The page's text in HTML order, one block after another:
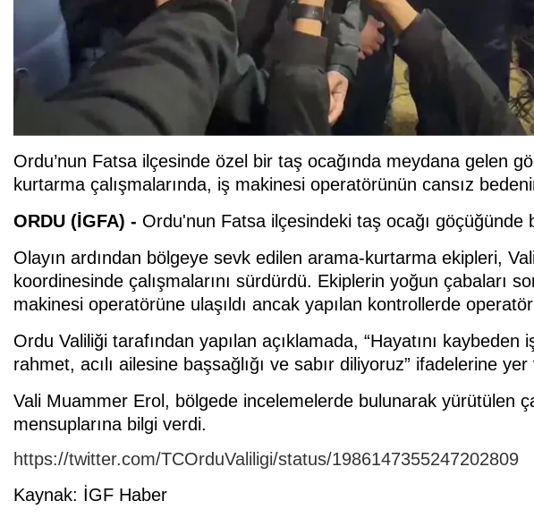
Ordu’nun Fatsa ilçesinde özel bir taş ocağında meydana gelen
kurtarma çalışmalarında, iş makinesi operatörünün cansız
ORDU (İGFA) - Ordu'nun Fatsa ilçesindeki taş ocağı göçüğünde
Olayın ardından bölgeye sevk edilen arama-kurtarma ekipleri,
koordinesinde çalışmalarını sürdürdü. Ekiplerin yoğun çabaları
makinesi operatörüne ulaşıldı ancak yapılan kontrollerde
Ordu Valiliği tarafından yapılan açıklamada, “Hayatını kaybeden
rahmet, acılı ailesine başsağlığı ve sabır diliyoruz” ifadelerine yer
Vali Muammer Erol, bölgede incelemelerde bulunarak yürütülen
mensuplarına bilgi verdi.
https://twitter.com/TCOrduValiligi/status/1986147355247202809
Kaynak: İGF Haber